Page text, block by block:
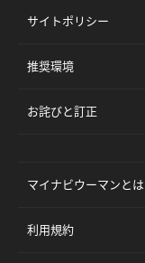
サイトポリシー
推奨環境
お詫びと訂正
マイナビウーマンとは
利用規約